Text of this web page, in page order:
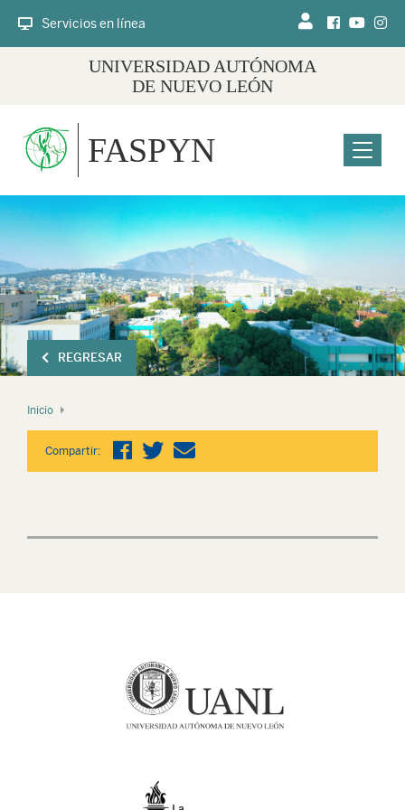
Servicios en línea
UNIVERSIDAD AUTÓNOMA
DE NUEVO LEÓN
Menu
FASPYN
REGRESAR
Inicio
Compartir: